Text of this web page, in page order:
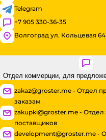
Telegram
+7 905 330-36-35
Волгоград ул. Кольцевая 64
Отдел коммерции, для
zakaz@groster.me - Отдел
заказам
zakupki@groster.me -
поставщиков
development@groster.me -